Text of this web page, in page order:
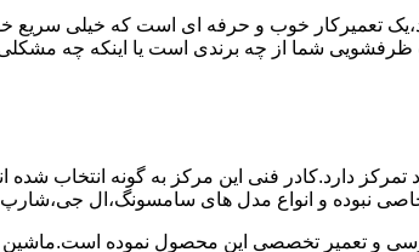
تعمیرکار خوب و حرفه ای است که خیلی
شما از چه برندی است یا اینکه چه مشکلی
دارد.کادر فنی این مرکز به گونه انتخاب شده
نبوده و انواع مدل های سامسونگ،ال
و تعمیر تخصصی این محصول نموده است.ماشین